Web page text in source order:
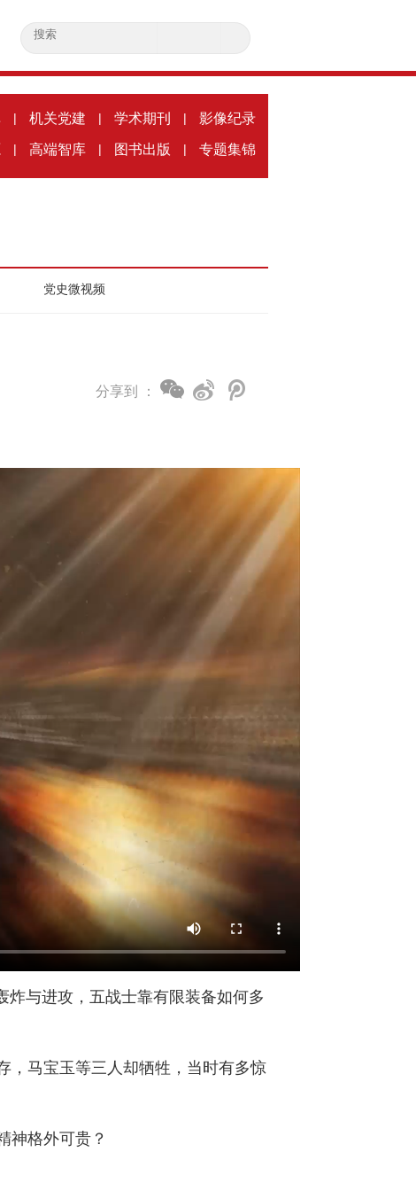
| 机关党建 | 学术期刊 | 影像纪录
| 高端智库 | 图书出版 | 专题集锦
党史微视频
分享到 ：
炸与进攻，五战士靠有限装备如何多
，马宝玉等三人却牺牲，当时有多惊
神格外可贵？